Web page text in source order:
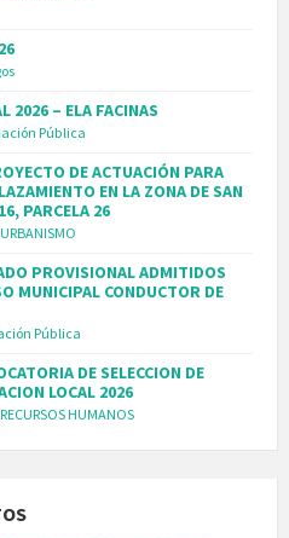
2026 – ELA FACINAS
Pública
DE ACTUACIÓN PARA
EN LA ZONA DE SAN
PARCELA 26
URBANISMO
PROVISIONAL ADMITIDOS
MUNICIPAL CONDUCTOR DE
Pública
DE SELECCION DE
LOCAL 2026
RECURSOS HUMANOS